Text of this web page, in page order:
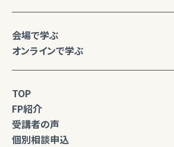
会場で学ぶ
オンラインで学ぶ
TOP
FP紹介
受講者の声
個別相談申込